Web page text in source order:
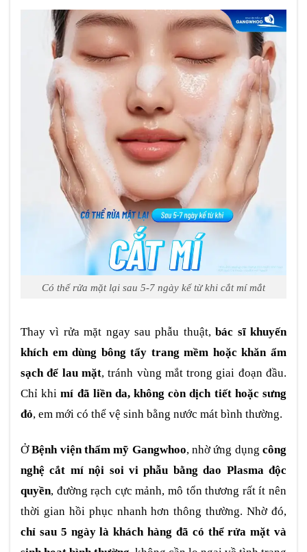
Có thể rửa mặt lại sau 5-7 ngày kể từ khi cắt mí mắt
Thay vì rửa mặt ngay sau phẫu thuật,bác sĩ khuyến
khích em dùng bông tẩy trang mềm hoặc khăn ẩm
sạch để lau mặt, tránh vùng mắt trong giai đoạn đầu.
Chỉ khimí đã liền da, không còn dịch tiết hoặc sưng
đỏ, em mới có thể vệ sinh bằng nước mát bình thường.
ỞBệnh viện thẩm mỹ Gangwhoo, nhờ ứng dụngcông
nghệ cắt mí nội soi vi phẫu bằng dao Plasma độc
quyền, đường rạch cực mảnh, mô tổn thương rất ít nên
thời gian hồi phục nhanh hơn thông thường. Nhờ đó,
chỉ sau 5 ngày là khách hàng đã có thể rửa mặt và